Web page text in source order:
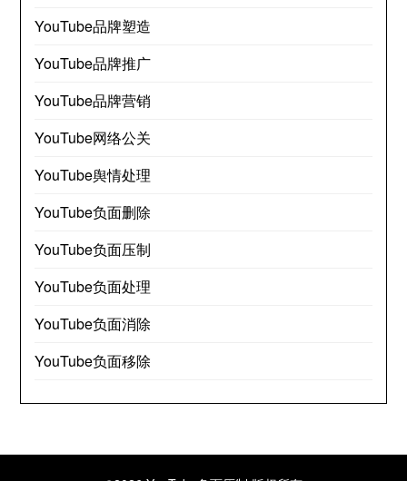
YouTube品牌塑造
YouTube品牌推广
YouTube品牌营销
YouTube网络公关
YouTube舆情处理
YouTube负面删除
YouTube负面压制
YouTube负面处理
YouTube负面消除
YouTube负面移除